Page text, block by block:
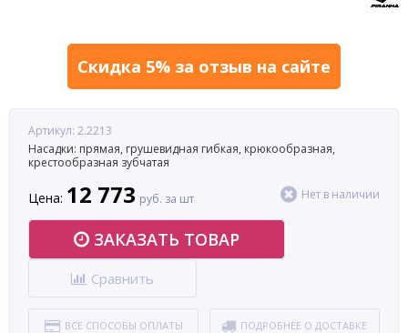
Скидка 5% за отзыв на сайте
Артикул: 2.2213
Насадки: прямая, грушевидная гибкая, крюкообразная,
крестообразная зубчатая
Цена: 12 773 руб. за шт Нет в наличии
ЗАКАЗАТЬ ТОВАР
Сравнить
ВСЕ СПОСОБЫ ОПЛАТЫ ПОДРОБНЕЕ О ДОСТАВКЕ